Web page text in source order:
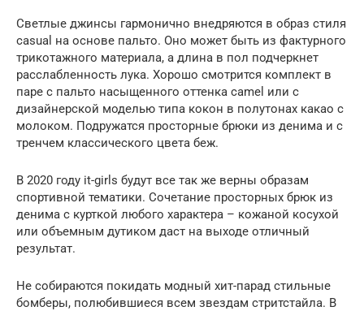
Светлые джинсы гармонично внедряются в образ стиля
casual на основе пальто. Оно может быть из фактурного
трикотажного материала, а длина в пол подчеркнет
расслабленность лука. Хорошо смотрится комплект в
паре с пальто насыщенного оттенка camel или с
дизайнерской моделью типа кокон в полутонах какао с
молоком. Подружатся просторные брюки из денима и с
тренчем классического цвета беж.
В 2020 году it-girls будут все так же верны образам
спортивной тематики. Сочетание просторных брюк из
денима с курткой любого характера – кожаной косухой
или объемным дутиком даст на выходе отличный
результат.
Не собираются покидать модный хит-парад стильные
бомберы, полюбившиеся всем звездам стритстайла. В